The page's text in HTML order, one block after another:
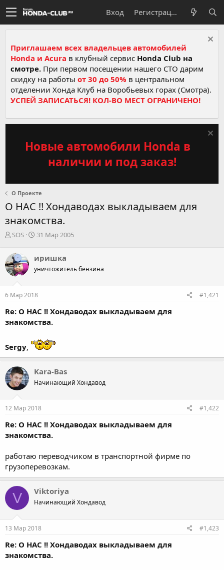
Вход Регистрация
Приглашаем всех владельцев автомобилей
Honda и Acura в клубный сервис Honda Club на
смотре. При первом посещении нашего СТО дарим
скидку на работы от 30 до 50% в центральном
отделении Хонда Клуб на Воробьевых горах (Смотра).
УСПЕЙ ЗАПИСАТЬСЯ! КОЛ-ВО МЕСТ ОГРАНИЧЕНО!
Новые автомобили Honda в
наличии и под заказ!
О Проекте
О НАС !! Хондаводах выкладываем для
знакомства.
А
т
о
р
е
м
SOS
Д
а
н
ч
а
а
31 Мар 2005
иришка
уничтожитель бензина
6 Мар 2018 #1,421
Re: О НАС !! Хондаводах выкладываем для
знакомства.
Sergy,
Kara-Bas
Начинающий Хондавод
12 Мар 2018 #1,422
Re: О НАС !! Хондаводах выкладываем для
знакомства.
работаю переводчиком в транспортной фирме по
грузоперевозкам.
V Viktoriya
Начинающий Хондавод
13 Мар 2018 #1,423
Re: О НАС !! Хондаводах выкладываем для
знакомства.